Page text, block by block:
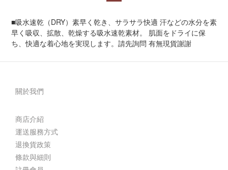
■吸水速乾（DRY）素早く乾き、サラサラ快適 汗などの水分を素
早く吸収、拡散、乾燥する吸水速乾素材。 肌面をドライに保
ち、快適な着心地を実現します。請先詢問 有無現貨謝謝
關於我們
商店介紹
運送服務方式
退換貨政策
條款與細則